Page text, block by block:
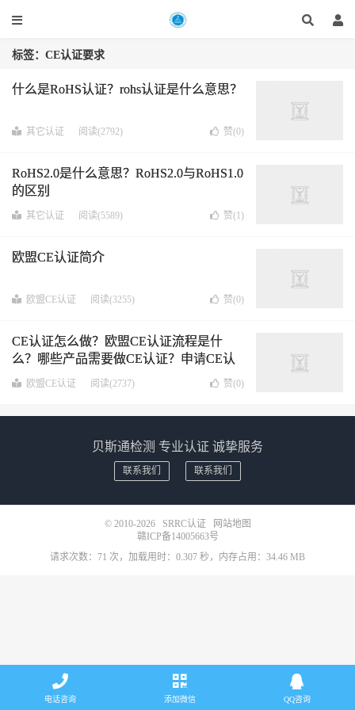
标签：CE认证要求
什么是RoHS认证？rohs认证是什么意思？
其它认证 阅读(2792) 赞(0)
RoHS2.0是什么意思？RoHS2.0与RoHS1.0
的区别
其它认证 阅读(5589) 赞(1)
欧盟CE认证简介
欧盟CE认证 阅读(3255) 赞(0)
CE认证怎么做？欧盟CE认证流程是什
么？哪些产品需要做CE认证？申请CE认
证需要多少钱时间？
欧盟CE认证 阅读(2737) 赞(0)
贝斯通检测 专业认证 诚挚服务
联系我们 联系我们
© 2010-2026 SRRC认证
网站地图
赣ICP备14005663号
请求次数：71 次，加载用时：0.307 秒，内存占用：34.46 MB
电话咨询 添加微信 QQ咨询